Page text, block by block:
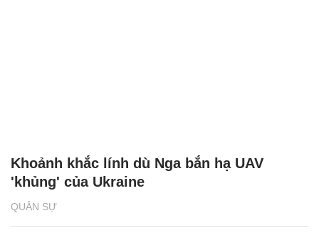
QUÂN SỰ
Khoảnh khắc lính dù Nga bắn hạ UAV
'khủng' của Ukraine